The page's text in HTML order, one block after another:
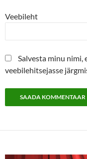
Veebileht
Salvesta minu nimi,
veebilehitsejasse